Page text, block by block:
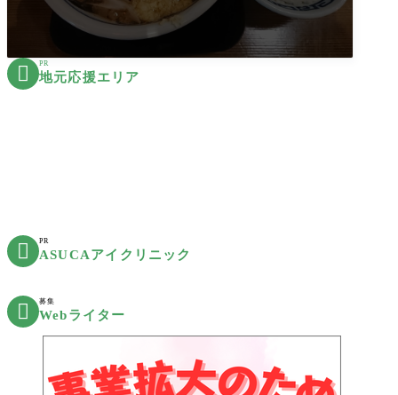
 PR
地元応援エリア
 PR
ASUCAアイクリニック
 募集
Webライター